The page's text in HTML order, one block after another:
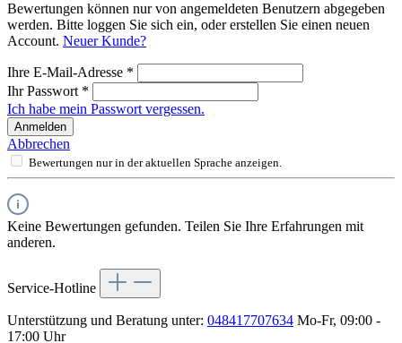
Bewertungen können nur von angemeldeten Benutzern abgegeben
werden. Bitte loggen Sie sich ein, oder erstellen Sie einen neuen
Account. Neuer Kunde?
Ihre E-Mail-Adresse *
Ihr Passwort *
Ich habe mein Passwort vergessen.
Anmelden
Abbrechen
Bewertungen nur in der aktuellen Sprache anzeigen.
Keine Bewertungen gefunden. Teilen Sie Ihre Erfahrungen mit
anderen.
Service-Hotline
Unterstützung und Beratung unter: 048417707634 Mo-Fr, 09:00 -
17:00 Uhr